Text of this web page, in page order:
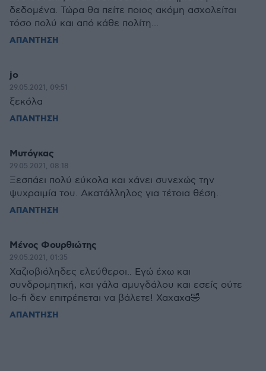
δεδομένα. Τώρα θα πείτε ποιος ακόμη ασχολείται
τόσο πολύ και από κάθε πολίτη...
ΑΠΑΝΤΗΣΗ
jo
29.05.2021, 09:51
ξεκόλα
ΑΠΑΝΤΗΣΗ
Μυτόγκας
29.05.2021, 08:18
Ξεσπάει πολύ εύκολα και χάνει συνεχώς την
ψυχραιμία του. Ακατάλληλος για τέτοια θέση.
ΑΠΑΝΤΗΣΗ
Μένος Φουρθιώτης
29.05.2021, 01:35
Χαζιοβιόληδες ελεύθεροι.. Εγώ έχω και
συνδρομητική, και γάλα αμυγδάλου και εσείς ούτε
lo-fi δεν επιτρέπεται να βάλετε! Χαχαχα🤣
ΑΠΑΝΤΗΣΗ